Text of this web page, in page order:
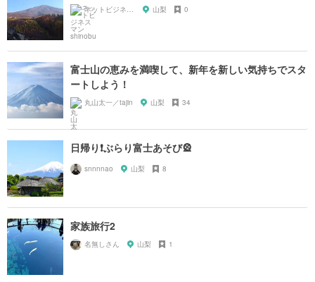
ネットビジネスマン shinobu 山梨 0
富士山の恵みを満喫して、新年を新しい気持ちでスタ
ートしよう！
丸山太一／tajin 山梨 34
日帰り❗️ぶらり富士あそび🎡
snnnnao 山梨 8
家族旅行2
名無しさん 山梨 1